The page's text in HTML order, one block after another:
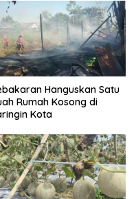
Hanguskan Satu
Rumah Kosong di
Kota